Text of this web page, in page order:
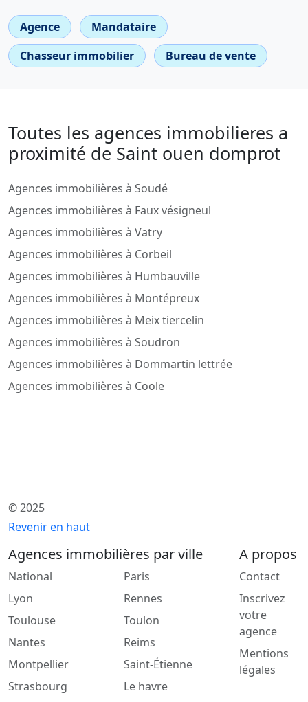
Agence
Mandataire
Chasseur immobilier
Bureau de vente
Toutes les agences immobilieres a
proximité de Saint ouen domprot
Agences immobilières à Soudé
Agences immobilières à Faux vésigneul
Agences immobilières à Vatry
Agences immobilières à Corbeil
Agences immobilières à Humbauville
Agences immobilières à Montépreux
Agences immobilières à Meix tiercelin
Agences immobilières à Soudron
Agences immobilières à Dommartin lettrée
Agences immobilières à Coole
© 2025
Revenir en haut
Agences immobilières par ville
National
Lyon
Toulouse
Nantes
Montpellier
Strasbourg
Paris
Rennes
Toulon
Reims
Saint-Étienne
Le havre
A propos
Contact
Inscrivez
votre
agence
Mentions
légales